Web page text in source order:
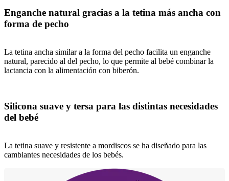
Enganche natural gracias a la tetina más ancha con
forma de pecho
La tetina ancha similar a la forma del pecho facilita un enganche
natural, parecido al del pecho, lo que permite al bebé combinar la
lactancia con la alimentación con biberón.
Silicona suave y tersa para las distintas necesidades
del bebé
La tetina suave y resistente a mordiscos se ha diseñado para las
cambiantes necesidades de los bebés.